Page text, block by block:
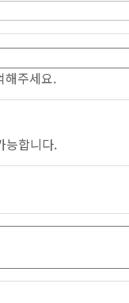
해주세요.
능합니다.